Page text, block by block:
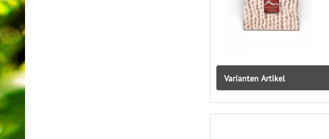
Varianten Artikel